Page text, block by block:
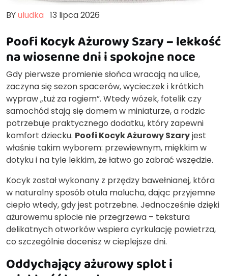
BYuludka 13 lipca 2026
Poofi Kocyk Ażurowy Szary – lekkość
na wiosenne dni i spokojne noce
Gdy pierwsze promienie słońca wracają na ulice,
zaczyna się sezon spacerów, wycieczek i krótkich
wypraw „tuż za rogiem”. Wtedy wózek, fotelik czy
samochód stają się domem w miniaturze, a rodzic
potrzebuje praktycznego dodatku, który zapewni
komfort dziecku. Poofi Kocyk Ażurowy Szaryjest
właśnie takim wyborem: przewiewnym, miękkim w
dotyku i na tyle lekkim, że łatwo go zabrać wszędzie.
Kocyk został wykonany z przędzy bawełnianej, która
w naturalny sposób otula malucha, dając przyjemne
ciepło wtedy, gdy jest potrzebne. Jednocześnie dzięki
ażurowemu splocie nie przegrzewa – tekstura
delikatnych otworków wspiera cyrkulację powietrza,
co szczególnie docenisz w cieplejsze dni.
Oddychający ażurowy splot i